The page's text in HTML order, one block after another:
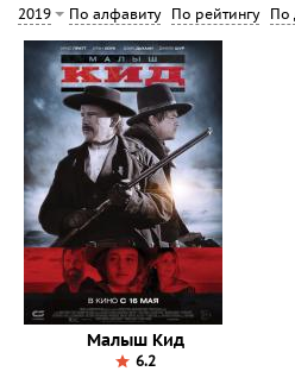
2019
По алфавиту По рейтингу По
Малыш Кид
6.2